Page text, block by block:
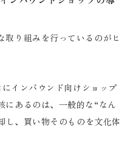
取り組みを行っているのがヒ
インバウンド向けショップ
にあるのは、一般的な“なん
し、買い物そのものを文化体